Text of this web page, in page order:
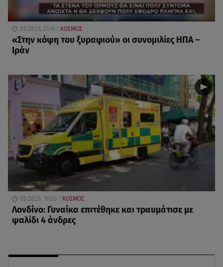
05.08.26, 21:41 ΚΟΣΜΟΣ
«Στην κόψη του ξυραφιού» οι συνομιλίες ΗΠΑ –
Ιράν
05.08.26, 19:00 ΚΟΣΜΟΣ
Λονδίνο: Γυναίκα επιτέθηκε και τραυμάτισε με
ψαλίδι 4 άνδρες